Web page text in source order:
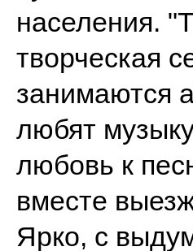
населения.
творческая
занимаются
любят
любовь к
вместе
Ярко, с